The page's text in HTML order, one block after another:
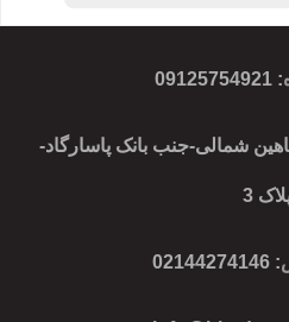
:
09125754921
شمالی-جنب بانک پاسارگاد-
3
: 02144274146